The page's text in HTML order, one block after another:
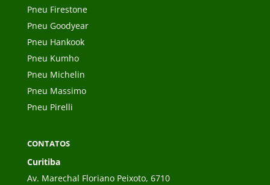
Pneu Firestone
Pneu Goodyear
Pneu Hankook
Pneu Kumho
Pneu Michelin
Pneu Massimo
Pneu Pirelli
CONTATOS
Curitiba
Av. Marechal Floriano Peixoto, 6710